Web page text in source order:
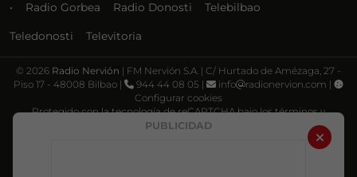
PUBLICIDAD
• Radio Gorbea Radio Donosti Telebilbao
Teledonosti Televitoria
© 2026 Radio Nervión | FM Nervión S.A. | C/ Hurtado de Amézaga, 27 -
Piso 17 - 48008 Bilbao |
944 44 08 05 | info
radionervion.com |
Configurar cookies
Protegido con la tecnología de reCAPTCHA bajo los términos y
Política de privacidad Términos de servicio